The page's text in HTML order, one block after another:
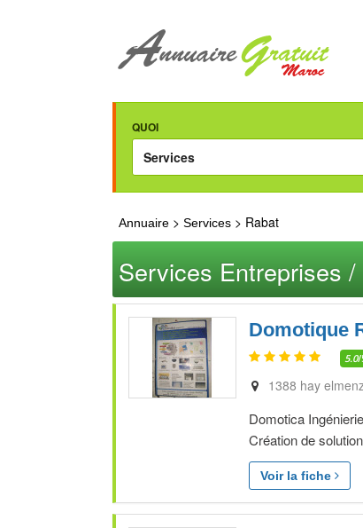
QUOI
Annuaire > Services > Rabat
Services Entreprises
Domotique
5.0/
1388 hay
Domotica Ingénierie
Création de
Voir la fiche